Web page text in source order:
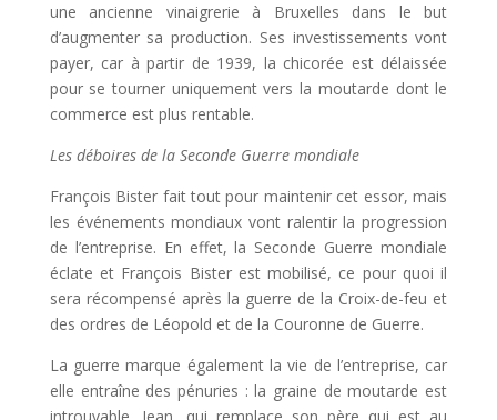
une ancienne vinaigrerie à Bruxelles dans le but
d’augmenter sa production. Ses investissements vont
payer, car à partir de 1939, la chicorée est délaissée
pour se tourner uniquement vers la moutarde dont le
commerce est plus rentable.
Les déboires de la Seconde Guerre mondiale
François Bister fait tout pour maintenir cet essor, mais
les événements mondiaux vont ralentir la progression
de l’entreprise. En effet, la Seconde Guerre mondiale
éclate et François Bister est mobilisé, ce pour quoi il
sera récompensé après la guerre de la Croix-de-feu et
des ordres de Léopold et de la Couronne de Guerre.
La guerre marque également la vie de l’entreprise, car
elle entraîne des pénuries : la graine de moutarde est